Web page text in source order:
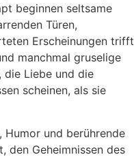
beginnen seltsame
Türen,
Erscheinungen trifft
manchmal gruselige
die Liebe und die
scheinen, als sie
Humor und berührende
den Geheimnissen des